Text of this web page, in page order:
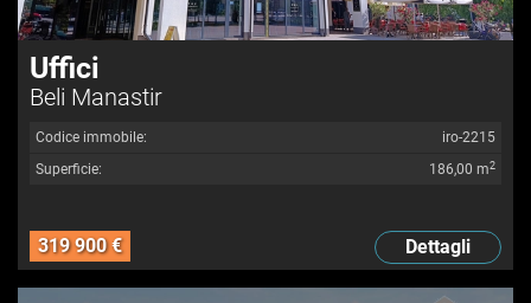
Uffici
Beli Manastir
Codice immobile:
iro-2215
Superficie:
186,00 m2
319 900 € Dettagli